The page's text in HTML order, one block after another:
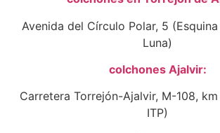
Avenida del Círculo Polar, 5
Luna)
colchones Ajalvir:
Carretera Torrejón-Ajalvir, M-108,
ITP)